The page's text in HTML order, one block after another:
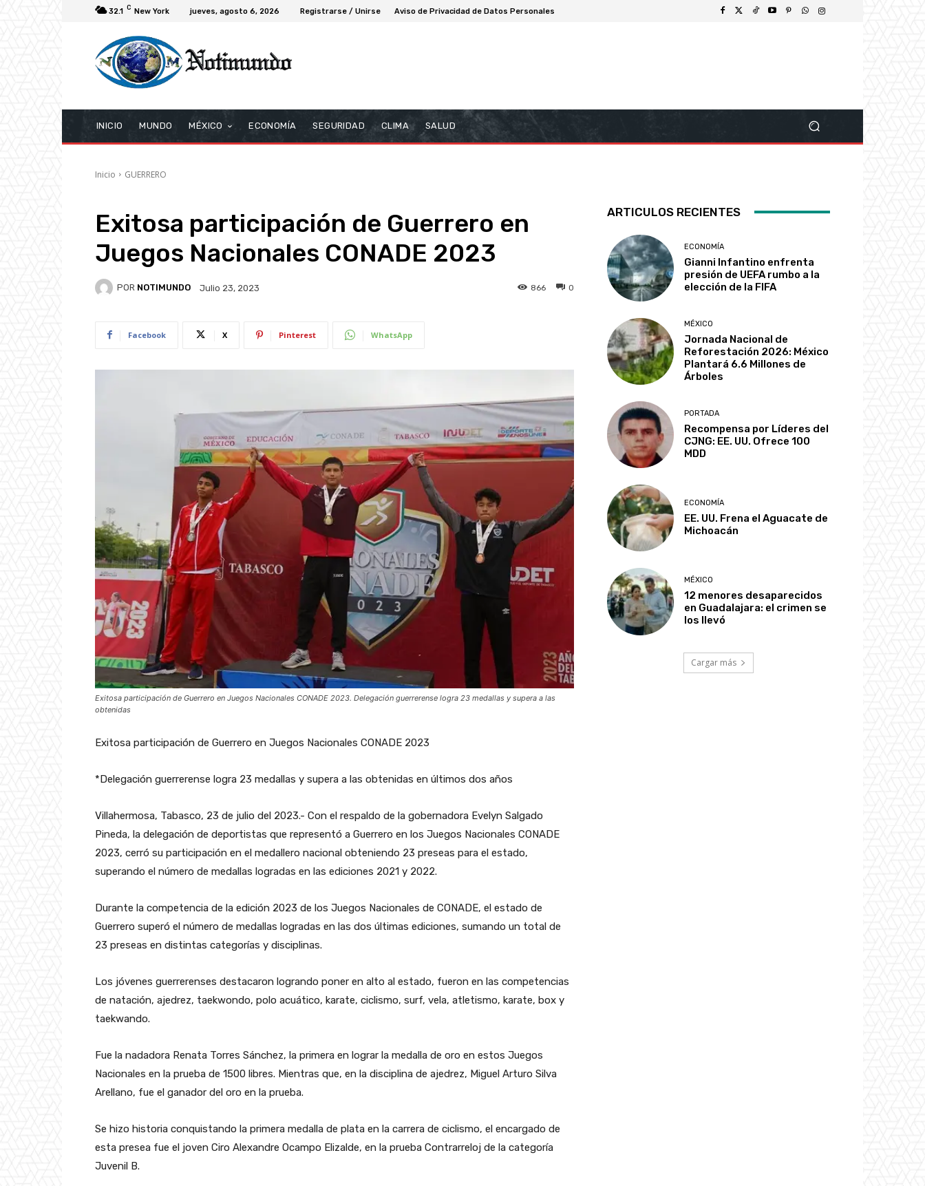
32.1 C New York jueves, agosto 6, 2026 Registrarse / Unirse Aviso de Privacidad de Datos Personales
INICIO MUNDO MÉXICO ECONOMÍA SEGURIDAD CLIMA SALUD
Inicio GUERRERO
Exitosa participación de Guerrero en
Juegos Nacionales CONADE 2023
POR NOTIMUNDO Julio 23, 2023 0
866
Facebook X Pinterest WhatsApp
Exitosa participación de Guerrero en Juegos Nacionales CONADE 2023. Delegación guerrerense logra 23 medallas y supera a las
obtenidas
Exitosa participación de Guerrero en Juegos Nacionales CONADE 2023
*Delegación guerrerense logra 23 medallas y supera a las obtenidas en últimos dos años
Villahermosa, Tabasco, 23 de julio del 2023.- Con el respaldo de la gobernadora Evelyn Salgado
Pineda, la delegación de deportistas que representó a Guerrero en los Juegos Nacionales CONADE
2023, cerró su participación en el medallero nacional obteniendo 23 preseas para el estado,
superando el número de medallas logradas en las ediciones 2021 y 2022.
Durante la competencia de la edición 2023 de los Juegos Nacionales de CONADE, el estado de
Guerrero superó el número de medallas logradas en las dos últimas ediciones, sumando un total de
23 preseas en distintas categorías y disciplinas.
Los jóvenes guerrerenses destacaron logrando poner en alto al estado, fueron en las competencias
de natación, ajedrez, taekwondo, polo acuático, karate, ciclismo, surf, vela, atletismo, karate, box y
taekwando.
Fue la nadadora Renata Torres Sánchez, la primera en lograr la medalla de oro en estos Juegos
Nacionales en la prueba de 1500 libres. Mientras que, en la disciplina de ajedrez, Miguel Arturo Silva
Arellano, fue el ganador del oro en la prueba.
Se hizo historia conquistando la primera medalla de plata en la carrera de ciclismo, el encargado de
esta presea fue el joven Ciro Alexandre Ocampo Elizalde, en la prueba Contrarreloj de la categoría
Juvenil B.
ARTICULOS RECIENTES
ECONOMÍA
Gianni Infantino enfrenta
presión de UEFA rumbo a la
elección de la FIFA
MÉXICO
Jornada Nacional de
Reforestación 2026: México
Plantará 6.6 Millones de
Árboles
PORTADA
Recompensa por Líderes del
CJNG: EE. UU. Ofrece 100
MDD
ECONOMÍA
EE. UU. Frena el Aguacate de
Michoacán
MÉXICO
12 menores desaparecidos
en Guadalajara: el crimen se
los llevó
Cargar más